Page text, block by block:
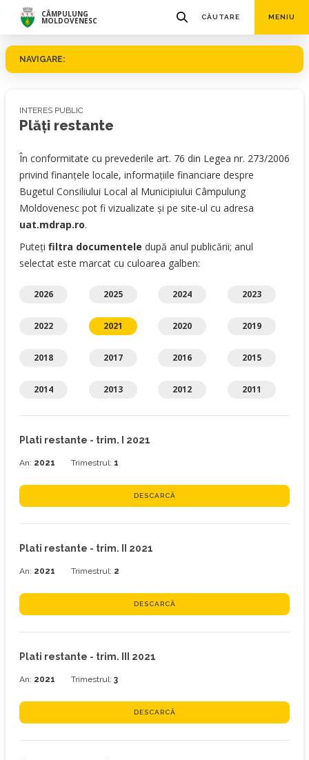
CÂMPULUNG
MOLDOVENESC CĂUTARE MENIU
NAVIGARE:
INTERES PUBLIC
Plăţi restante
În conformitate cu prevederile art. 76 din Legea nr. 273/2006
privind finanţele locale, informaţiile financiare despre
Bugetul Consiliului Local al Municipiului Câmpulung
Moldovenesc pot fi vizualizate şi pe site-ul cu adresa
uat.mdrap.ro.
Puteți filtra documentele după anul publicării; anul
selectat este marcat cu culoarea galben:
2026 2025 2024 2023
2022 2021 2020 2019
2018 2017 2016 2015
2014 2013 2012 2011
Plati restante - trim. I 2021
An: 2021 Trimestrul: 1
DESCARCĂ
Plati restante - trim. II 2021
An: 2021 Trimestrul: 2
DESCARCĂ
Plati restante - trim. III 2021
An: 2021 Trimestrul: 3
DESCARCĂ